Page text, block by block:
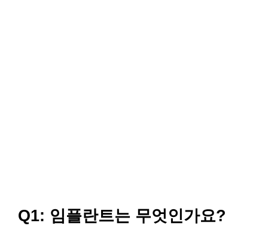
Q1: 임플란트는 무엇인가요?